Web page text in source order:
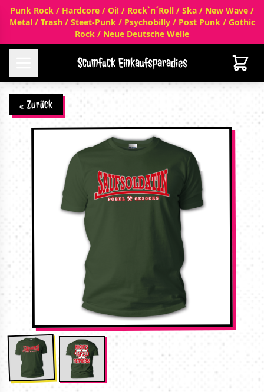
Punk Rock / Hardcore / Oi! / Rock`n´Roll / Ska / New Wave /
Metal / Trash / Steet-Punk / Psychobilly / Post Punk / Gothic
Rock / Neue Deutsche Welle
Scumfuck Einkaufsparadies
« Zurück